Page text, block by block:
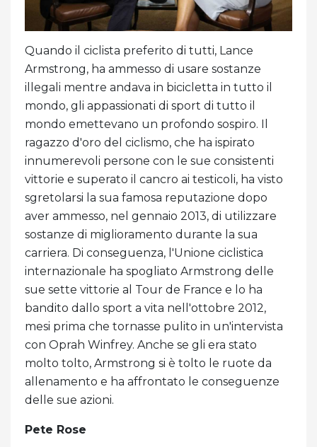
Quando il ciclista preferito di tutti, Lance
Armstrong, ha ammesso di usare sostanze
illegali mentre andava in bicicletta in tutto il
mondo, gli appassionati di sport di tutto il
mondo emettevano un profondo sospiro. Il
ragazzo d'oro del ciclismo, che ha ispirato
innumerevoli persone con le sue consistenti
vittorie e superato il cancro ai testicoli, ha visto
sgretolarsi la sua famosa reputazione dopo
aver ammesso, nel gennaio 2013, di utilizzare
sostanze di miglioramento durante la sua
carriera. Di conseguenza, l'Unione ciclistica
internazionale ha spogliato Armstrong delle
sue sette vittorie al Tour de France e lo ha
bandito dallo sport a vita nell'ottobre 2012,
mesi prima che tornasse pulito in un'intervista
con Oprah Winfrey. Anche se gli era stato
molto tolto, Armstrong si è tolto le ruote da
allenamento e ha affrontato le conseguenze
delle sue azioni.
Pete Rose